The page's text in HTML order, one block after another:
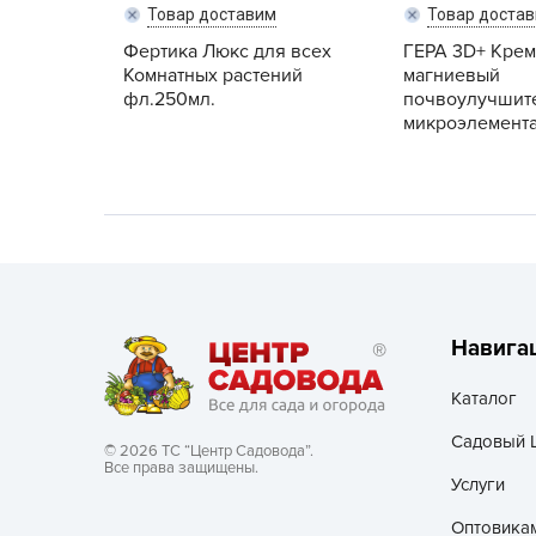
Хозяйственные товары
Товар доставим
Фертика Люкс для всех
Комнатных растений
фл.250мл.
Товар
ГЕРА 3D+
магниевый
© 2026 ТС “Центр Садовода”.
Все права защищены.
Каталог
Садовый
Услуги